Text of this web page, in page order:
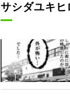
サシダユキヒ